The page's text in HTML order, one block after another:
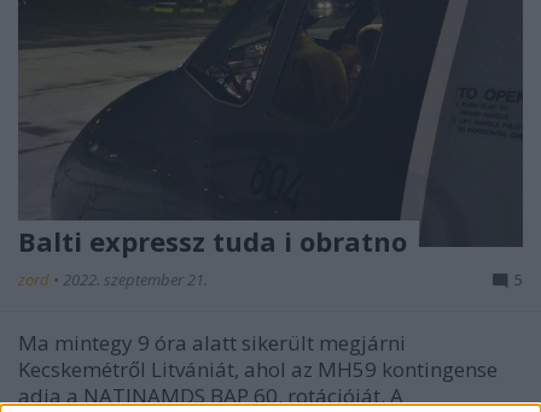
Balti expressz tuda i obratno
zord • 2022. szeptember 21. 5
Ma mintegy 9 óra alatt sikerült megjárni
Kecskemétről Litvániát, ahol az MH59 kontingense
adja a NATINAMDS BAP 60. rotációját. A